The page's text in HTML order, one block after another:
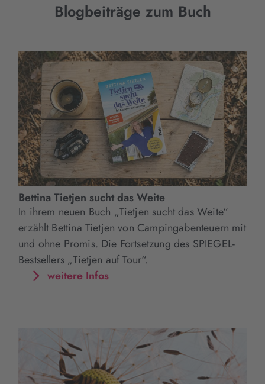
Blogbeiträge zum Buch
Bettina Tietjen sucht das Weite
In ihrem neuen Buch „Tietjen sucht das Weite“
erzählt Bettina Tietjen von Campingabenteuern mit
und ohne Promis. Die Fortsetzung des SPIEGEL-
Bestsellers „Tietjen auf Tour“.
weitere Infos